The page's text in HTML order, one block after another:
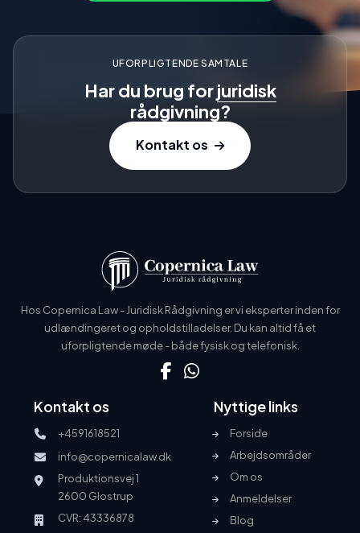
UFORPLIGTENDE SAMTALE
Har du brug forjuridisk
rådgivning?
Kontakt os
Hos Copernica Law - Juridisk Rådgivning er vi eksperter inden for
udlændingeret og opholdstilladelser. Du kan altid få et
uforpligtende møde - både fysisk og telefonisk.
Nyttige links
Forside
Arbejdsområder
Om os
Anmeldelser
Blog
Kontakt os
+4591618521
info@copernicalaw.dk
Produktionsvej 1
2600 Glostrup
CVR: 43336878